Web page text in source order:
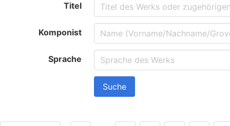
Titel
Komponist
Sprache
Suche